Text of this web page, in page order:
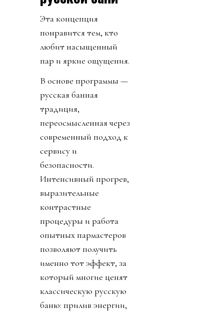
Эта концепция
понравится тем, кто
любит насыщенный
пар и яркие ощущения.
В основе программы —
русская банная
традиция,
переосмысленная через
современный подход к
сервису и
безопасности.
Интенсивный прогрев,
выразительные
контрастные
процедуры и работа
опытных пармастеров
позволяют получить
именно тот эффект, за
который многие ценят
классическую русскую
баню: прилив энергии,